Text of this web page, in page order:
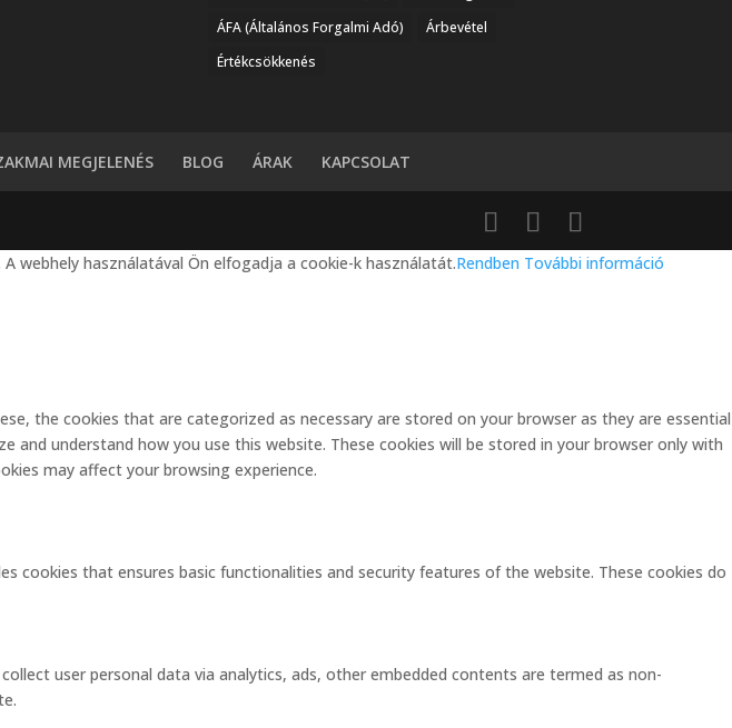
ÁFA (Általános Forgalmi Adó)
Árbevétel
Értékcsökkenés
MEGJELENÉS BLOG ÁRAK KAPCSOLAT
webhely használatával Ön elfogadja a cookie-k használatát.Rendben További információ
the cookies that are categorized as necessary are stored on your browser as they are essential
understand how you use this website. These cookies will be stored in your browser only with
may affect your browsing experience.
cookies that ensures basic functionalities and security features of the website. These cookies do
user personal data via analytics, ads, other embedded contents are termed as non-